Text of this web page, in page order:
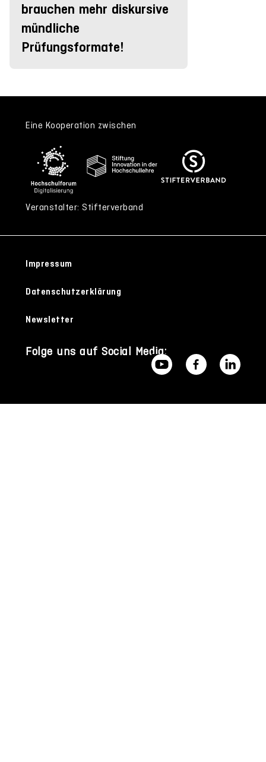
brauchen mehr diskursive
mündliche
Prüfungsformate!
Eine Kooperation zwischen
Veranstalter: Stifterverband
Impressum
Datenschutzerklärung
Newsletter
Folge uns auf Social Media: